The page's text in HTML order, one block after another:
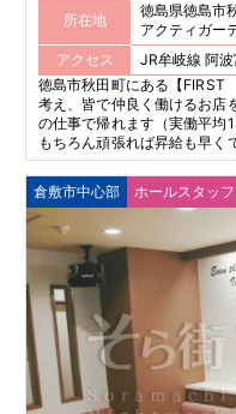
所在地
徳島県徳島市
アクティガー
アクセス
徳島市秋田町にある【
考え、皆で仲良く働けるお店
の仕事で帰れます（実働平均
もちろん頑張れば昇給も早く
倉敷市中心部 ホールスタッフ